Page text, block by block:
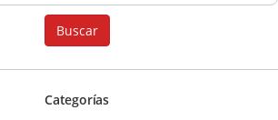
u
s
c
Buscar
Categorías